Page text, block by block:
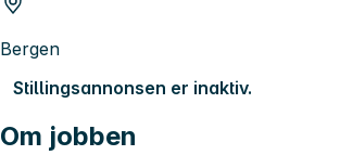
Bergen
Stillingsannonsen er inaktiv.
Om jobben